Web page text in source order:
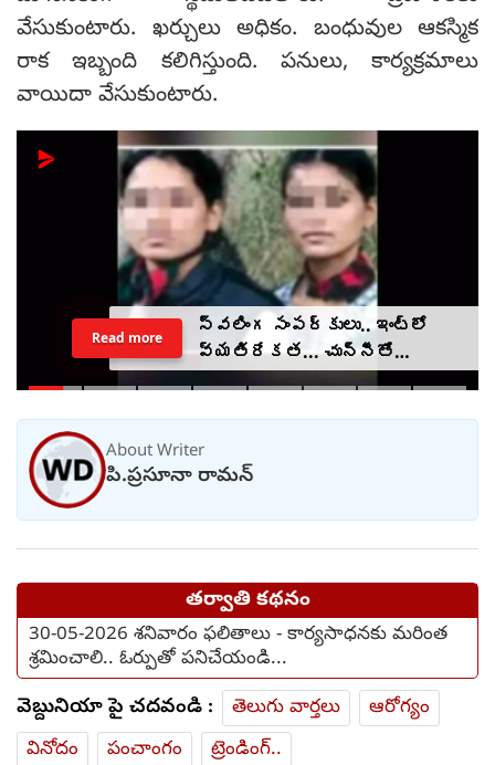
వేసుకుంటారు. ఖర్చులు అధికం. బంధువుల ఆకస్మిక
రాక ఇబ్బంది కలిగిస్తుంది. పనులు, కార్యక్రమాలు
వాయిదా వేసుకుంటారు.
స్వలింగ సంపర్కులు.. ఇంట్లో
వ్యతిరేకత... చున్నీతో
ఉరేసుకుని ఆత్మహత్య
Read more
About Writer
పి.ప్రసూనా రామన్
తర్వాతి కథనం
30-05-2026 శనివారం ఫలితాలు - కార్యసాధనకు మరింత
శ్రమించాలి.. ఓర్పుతో పనిచేయండి...
వెబ్దునియా పై చదవండి : తెలుగు వార్తలు
ఆరోగ్యం
వినోదం
పంచాంగం ట్రెండింగ్..